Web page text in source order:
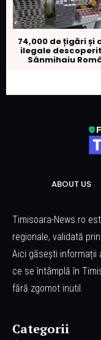
74,000 de țigări și
ilegale
Sânmihaiu
ABOUT US
Timisoara-News.ro
regionale, validată
Aici găsești informații
ce se întâmplă în
fără zgomot inutil.
Categorii